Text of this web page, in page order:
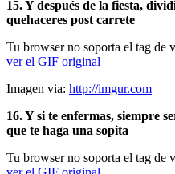
15. Y después de la fiesta,
quehaceres post carrete
Tu browser no soporta el tag de
ver el GIF original
Imagen via: http://imgur.com
16. Y si te enfermas, siempre
que te haga una sopita
Tu browser no soporta el tag de